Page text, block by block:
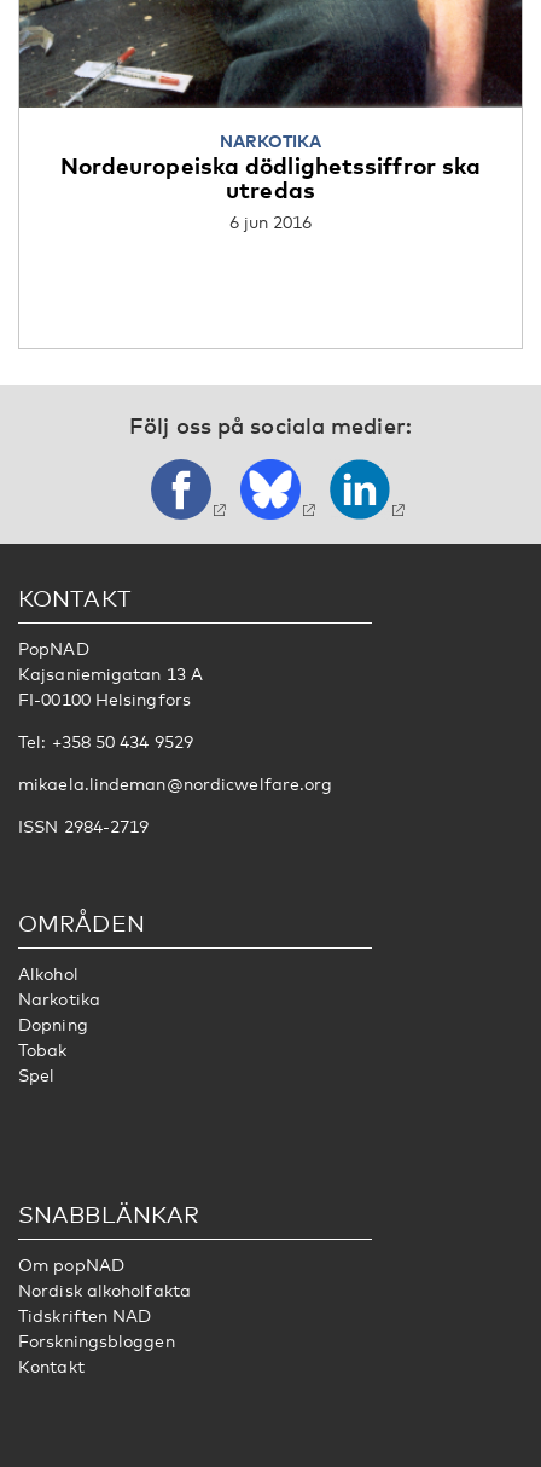
NARKOTIKA
Nordeuropeiska dödlighetssiffror ska
utredas
6 jun 2016
Följ oss på sociala medier:
KONTAKT
PopNAD
Kajsaniemigatan 13 A
FI-00100 Helsingfors
Tel: +358 50 434 9529
mikaela.lindeman@nordicwelfare.org
ISSN 2984-2719
OMRÅDEN
Alkohol
Narkotika
Dopning
Tobak
Spel
SNABBLÄNKAR
Om popNAD
Nordisk alkoholfakta
Tidskriften NAD
Forskningsbloggen
Kontakt